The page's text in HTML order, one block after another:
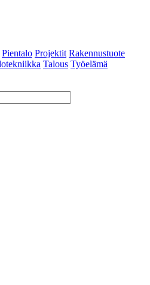
Pientalo Projektit Rakennustuote
Talous Työelämä